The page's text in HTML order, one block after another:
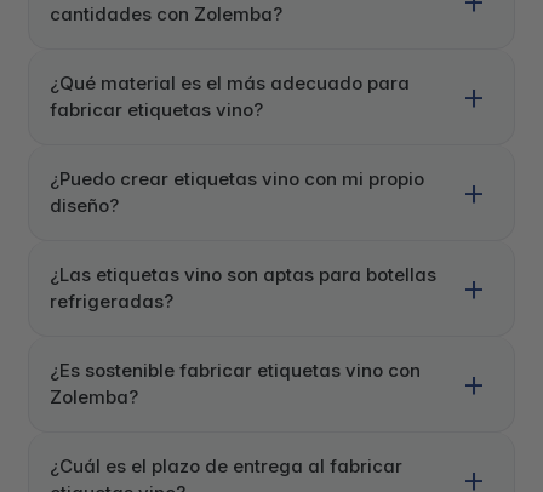
cantidades con Zolemba?
¿Qué material es el más adecuado para
fabricar etiquetas vino?
¿Puedo crear etiquetas vino con mi propio
diseño?
¿Las etiquetas vino son aptas para botellas
refrigeradas?
¿Es sostenible fabricar etiquetas vino con
Zolemba?
¿Cuál es el plazo de entrega al fabricar